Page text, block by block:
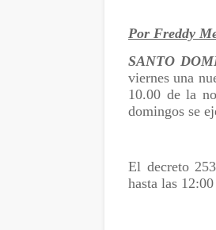
Por Freddy
SANTO
viernes una
10.00 de la
domingos se
El decreto
hasta las